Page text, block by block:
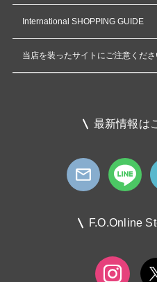
International SHOPPING GUIDE
当店を装ったサイトにご注意くだ
最新情報は
F.O.Online